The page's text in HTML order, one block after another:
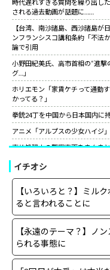
時代遅れすぎる質問を繰り出し
される過去動画が話題に……
【台湾、南沙諸島、西沙諸島が
ンフランシスコ講和条約「不法
論で引用
小野田紀美氏、高市首相の“進
グ…」
ホリエモン「家賃ケチって通勤
かってる？」
拳銃24丁を中国から日本国内に
アニメ「アルプスの少女ハイジ
事故処理中の警察車両をまんま
山上徹也が喉から手が出るほど
で売っていた中国人逮捕
【朗報】中国上海ライブ強制終
ル！米国バンドの代表曲捧げ「
小野田紀美氏、高市首相の“進
サイコパスってほとんどは社会
イチオシ
【いろいろと？】ミル
ると言われることに
【永遠のテーマ？】ノ
られる事態に